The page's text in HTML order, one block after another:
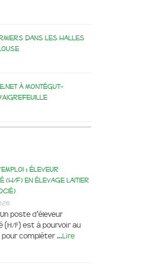
dans les Halles
à Montégut-
: éleveur
(H/F) en élevage laitier
poste d’éleveur
(H/F) est à pourvoir au
pour compléter …Lire